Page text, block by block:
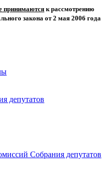
принимаются к рассмотрению
закона от 2 мая 2006 года
депутатов
Собрания депутатов